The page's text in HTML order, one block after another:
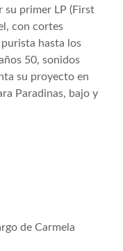
su primer LP (First
con cortes
hasta los
50, sonidos
su proyecto en
Paradinas, bajo y
de Carmela